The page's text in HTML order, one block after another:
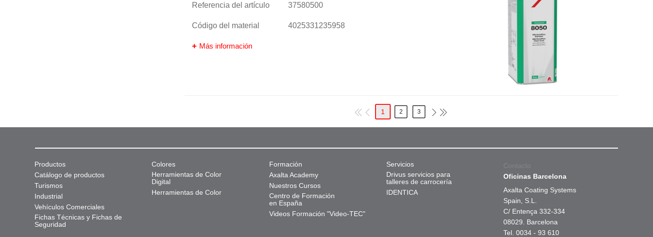
Referencia del artículo 37580500
Código del material 4025331235958
Más información
1 2 3
Productos
Catálogo de productos
Turismos
Industrial
Vehículos Comerciales
Fichas Técnicas y Fichas de
Seguridad
Colores
Herramientas de Color
Digital
Herramientas de Color
Formación
Axalta Academy
Nuestros Cursos
Centro de Formación
en España
Videos Formación "Video-TEC"
Servicios
Drivus servicios para
talleres de carrocería
IDENTICA
Contacto
Oficinas Barcelona
Axalta Coating Systems
Spain, S.L.
C/ Entença 332-334
08029. Barcelona
Tel. 0034 - 93 610